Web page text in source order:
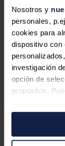
Nosotros y
personales,
cookies para
dispositivo con
investigación
opción de
propósitos.
en el Menú de
Si lo permite,
reúne a más de
Energias de
eléctricos
trabajadores en el
Noticias